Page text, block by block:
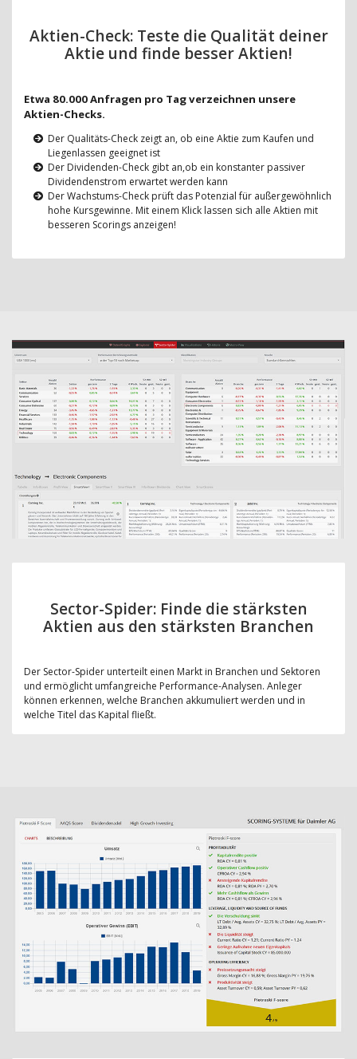
Aktien-Check: Teste die Qualität deiner
Aktie und finde besser Aktien!
Etwa 80.000 Anfragen pro Tag verzeichnen unsere
Aktien-Checks.
Der Qualitäts-Check zeigt an, ob eine Aktie zum Kaufen und
Liegenlassen geeignet ist
Der Dividenden-Check gibt an,ob ein konstanter passiver
Dividendenstrom erwartet werden kann
Der Wachstums-Check prüft das Potenzial für außergewöhnlich
hohe Kursgewinne. Mit einem Klick lassen sich alle Aktien mit
besseren Scorings anzeigen!
Sector-Spider: Finde die stärksten
Aktien aus den stärksten Branchen
Der Sector-Spider unterteilt einen Markt in Branchen und Sektoren
und ermöglicht umfangreiche Performance-Analysen. Anleger
können erkennen, welche Branchen akkumuliert werden und in
welche Titel das Kapital fließt.